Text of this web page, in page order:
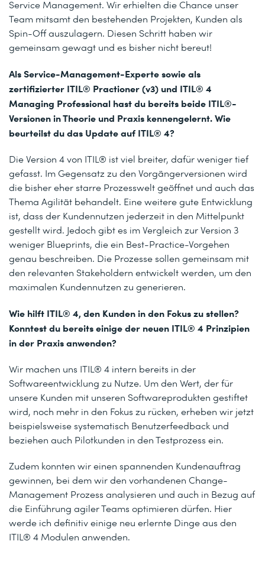
Service Management. Wir erhielten die Chance unser
Team mitsamt den bestehenden Projekten, Kunden als
Spin-Off auszulagern. Diesen Schritt haben wir
gemeinsam gewagt und es bisher nicht bereut!
Als Service-Management-Experte sowie als
zertifizierter ITIL® Practioner (v3) und ITIL® 4
Managing Professional hast du bereits beide ITIL®-
Versionen in Theorie und Praxis kennengelernt. Wie
beurteilst du das Update auf ITIL® 4?
Die Version 4 von ITIL® ist viel breiter, dafür weniger tief
gefasst. Im Gegensatz zu den Vorgängerversionen wird
die bisher eher starre Prozesswelt geöffnet und auch das
Thema Agilität behandelt. Eine weitere gute Entwicklung
ist, dass der Kundennutzen jederzeit in den Mittelpunkt
gestellt wird. Jedoch gibt es im Vergleich zur Version 3
weniger Blueprints, die ein Best-Practice-Vorgehen
genau beschreiben. Die Prozesse sollen gemeinsam mit
den relevanten Stakeholdern entwickelt werden, um den
maximalen Kundennutzen zu generieren.
Wie hilft ITIL® 4, den Kunden in den Fokus zu stellen?
Konntest du bereits einige der neuen ITIL® 4 Prinzipien
in der Praxis anwenden?
Wir machen uns ITIL® 4 intern bereits in der
Softwareentwicklung zu Nutze. Um den Wert, der für
unsere Kunden mit unseren Softwareprodukten gestiftet
wird, noch mehr in den Fokus zu rücken, erheben wir jetzt
beispielsweise systematisch Benutzerfeedback und
beziehen auch Pilotkunden in den Testprozess ein.
Zudem konnten wir einen spannenden Kundenauftrag
gewinnen, bei dem wir den vorhandenen Change-
Management Prozess analysieren und auch in Bezug auf
die Einführung agiler Teams optimieren dürfen. Hier
werde ich definitiv einige neu erlernte Dinge aus den
ITIL® 4 Modulen anwenden.